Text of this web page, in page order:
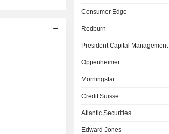
Consumer Edge
Redburn
President Capital Management
Oppenheimer
Morningstar
Credit Suisse
Atlantic Securities
Edward Jones